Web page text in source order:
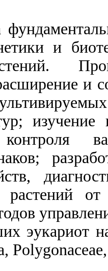
и
и
контроля
от
эукариот